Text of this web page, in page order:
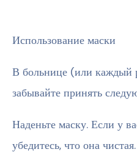
Использование маски
В больнице (или каждый
забывайте принять
Наденьте маску. Если у
убедитесь, что она чистая.